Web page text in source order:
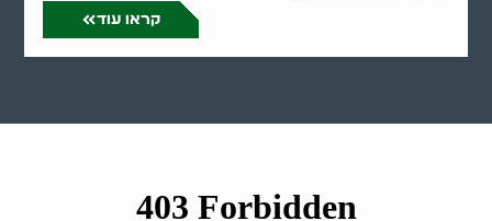
קראו עוד